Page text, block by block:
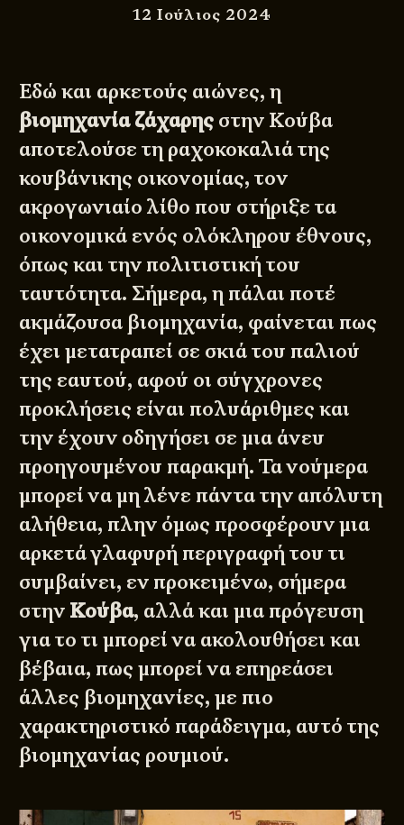
12 Ιούλιος 2024
Εδώ και αρκετούς αιώνες, η
βιομηχανία ζάχαρης στην Κούβα
αποτελούσε τη ραχοκοκαλιά της
κουβάνικης οικονομίας, τον
ακρογωνιαίο λίθο που στήριξε τα
οικονομικά ενός ολόκληρου έθνους,
όπως και την πολιτιστική του
ταυτότητα. Σήμερα, η πάλαι ποτέ
ακμάζουσα βιομηχανία, φαίνεται πως
έχει μετατραπεί σε σκιά του παλιού
της εαυτού, αφού οι σύγχρονες
προκλήσεις είναι πολυάριθμες και
την έχουν οδηγήσει σε μια άνευ
προηγουμένου παρακμή. Τα νούμερα
μπορεί να μη λένε πάντα την απόλυτη
αλήθεια, πλην όμως προσφέρουν μια
αρκετά γλαφυρή περιγραφή του τι
συμβαίνει, εν προκειμένω, σήμερα
στην Κούβα, αλλά και μια πρόγευση
για το τι μπορεί να ακολουθήσει και
βέβαια, πως μπορεί να επηρεάσει
άλλες βιομηχανίες, με πιο
χαρακτηριστικό παράδειγμα, αυτό της
βιομηχανίας ρουμιού.